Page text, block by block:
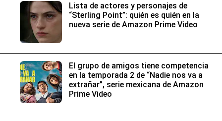
Lista de actores y personajes de
“Sterling Point”: quién es quién en la
nueva serie de Amazon Prime Video
El grupo de amigos tiene competencia
en la temporada 2 de “Nadie nos va a
extrañar”, serie mexicana de Amazon
Prime Video